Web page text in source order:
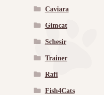
Caviara
Gimcat
Schesir
Trainer
Rafi
Fish4Cats